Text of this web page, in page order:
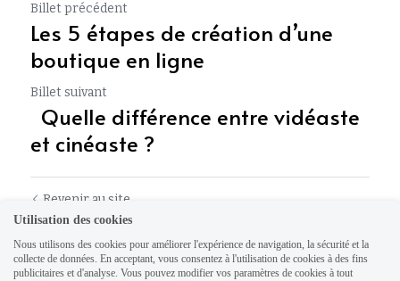
Billet précédent
Les 5 étapes de création d’une
boutique en ligne
Billet suivant
Quelle différence entre vidéaste
et cinéaste ?
Revenir au site
Utilisation des cookies
Nous utilisons des cookies pour améliorer l'expérience de navigation, la sécurité et la
collecte de données. En acceptant, vous consentez à l'utilisation de cookies à des fins
publicitaires et d'analyse. Vous pouvez modifier vos paramètres de cookies à tout